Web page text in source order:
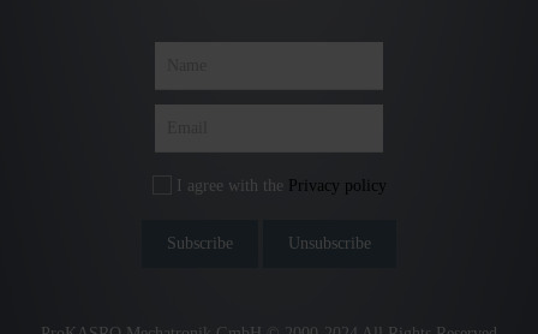
I agree with the Privacy policy